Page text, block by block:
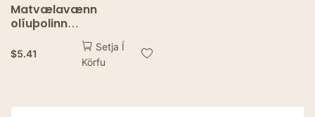
Matvælavænn
olíuþolinn
umbúðapappír –
Fituheld blöð fyrir
brauð, samlokur,
$5.41
Setja Í
Körfu